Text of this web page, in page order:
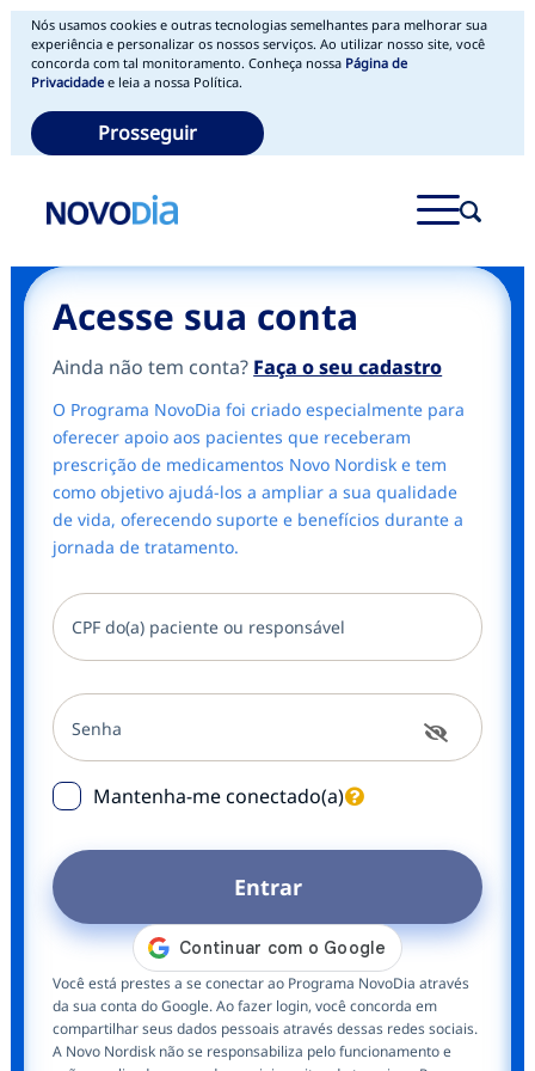
Nós usamos cookies e outras tecnologias semelhantes para melhorar sua
experiência e personalizar os nossos serviços. Ao utilizar nosso site, você
concorda com tal monitoramento. Conheça nossa Página de
Privacidade e leia a nossa Política.
Prosseguir
Acesse sua conta
Ainda não tem conta? Faça o seu cadastro
O Programa NovoDia foi criado especialmente para
oferecer apoio aos pacientes que receberam
prescrição de medicamentos Novo Nordisk e tem
como objetivo ajudá-los a ampliar a sua qualidade
de vida, oferecendo suporte e benefícios durante a
jornada de tratamento.
CPF do(a) paciente ou responsável
Senha
Mantenha-me conectado(a)
Entrar
Você está prestes a se conectar ao Programa NovoDia através
da sua conta do Google. Ao fazer login, você concorda em
compartilhar seus dados pessoais através dessas redes sociais.
A Novo Nordisk não se responsabiliza pelo funcionamento e